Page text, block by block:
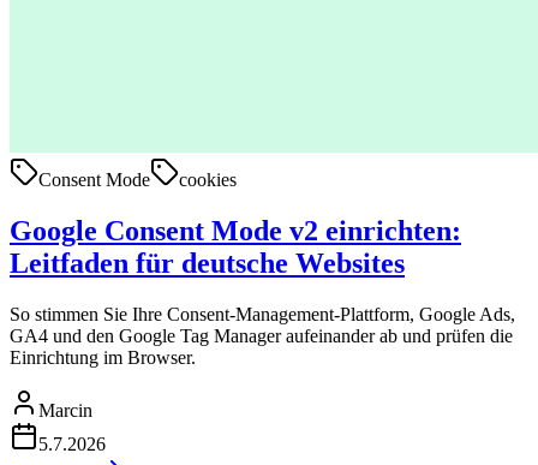
Consent Mode cookies
Google Consent Mode v2 einrichten:
Leitfaden für deutsche Websites
So stimmen Sie Ihre Consent-Management-Plattform, Google Ads,
GA4 und den Google Tag Manager aufeinander ab und prüfen die
Einrichtung im Browser.
Marcin
5.7.2026